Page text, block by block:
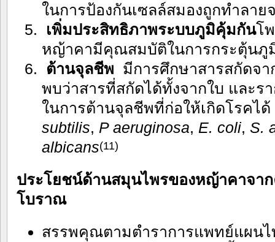
ในการป้องกันเซลล์สมองถูกทำลาย
เพิ่มประสิทธิภาพระบบภูมิคุ้มกันโ
หญ้าคามีคุณสมบัติในการกระตุ้นภู
ต้านจุลชีพ มีการศึกษาสารสกัดจ
พบว่าสารที่สกัดได้ทั้งจากใบ และ
ในการต้านจุลชีพที่ก่อให้เกิดโรคไ
subtilis, P aeruginosa, E. coli, S.
albicans(11)
ประโยชน์ด้านสมุนไพรของหญ้าคาจาก
โบราณ
สรรพคุณตามตำราการแพทย์แผนไ